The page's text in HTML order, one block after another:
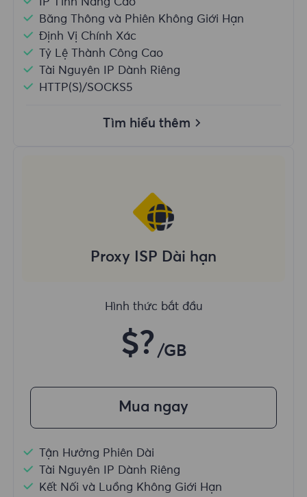
Băng Thông và Phiên Không Giới Hạn
Định Vị Chính Xác
Tỷ Lệ Thành Công Cao
Tài Nguyên IP Dành Riêng
HTTP(S)/SOCKS5
Tìm hiểu thêm
Proxy ISP Dài hạn
Hình thức bắt đầu
$? /GB
Mua ngay
Tận Hưởng Phiên Dài
Tài Nguyên IP Dành Riêng
Kết Nối và Luồng Không Giới Hạn